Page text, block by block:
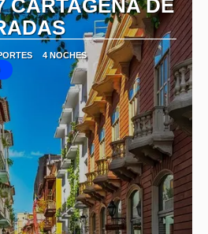
CARTAGENA DE
4 NOCHES